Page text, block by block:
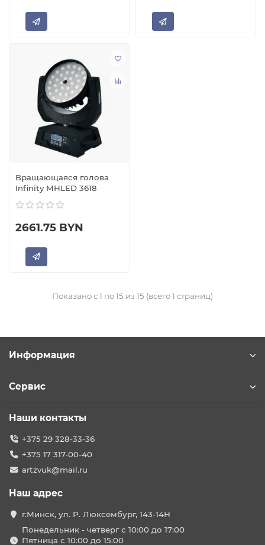
Вращающаяся голова
Infinity MHLED 3618
2661.75 BYN
Показано с 1 по 15 из 15 (всего 1 страниц)
Информация
Сервис
Наши контакты
+375 29 328-33-36
+375 17 317-00-40
artzvuk@mail.ru
Наш адрес
г.Минск, ул. Р. Люксембург, 143-14Н
Понедельник - четверг с 10:00 до 17:00
Пятница с 10:00 до 15:00